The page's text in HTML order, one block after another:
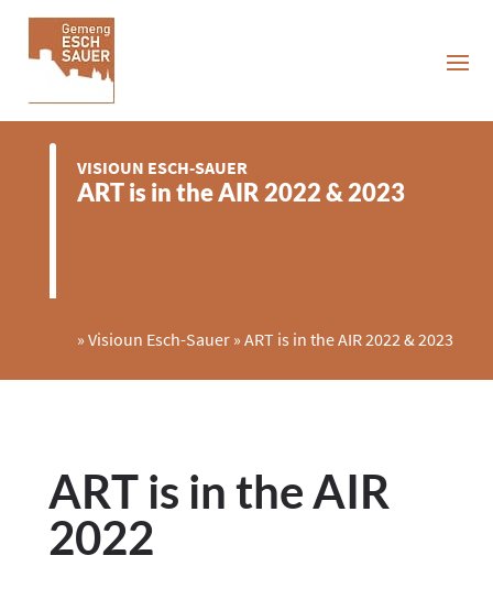
VISIOUN ESCH-SAUER
ART is in the AIR 2022 & 2023
» Visioun Esch-Sauer » ART is in the AIR 2022 & 2023
ART is in the AIR
2022